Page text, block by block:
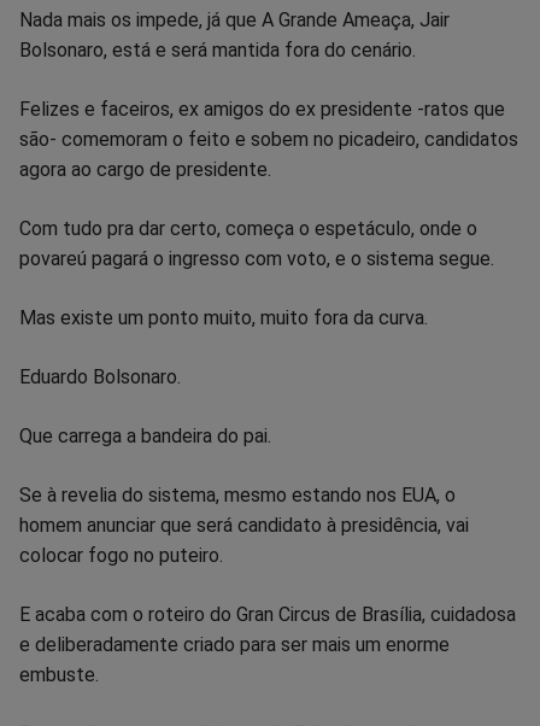
Nada mais os impede, já que A Grande Ameaça, Jair
Bolsonaro, está e será mantida fora do cenário.
Felizes e faceiros, ex amigos do ex presidente -ratos que
são- comemoram o feito e sobem no picadeiro, candidatos
agora ao cargo de presidente.
Com tudo pra dar certo, começa o espetáculo, onde o
povareú pagará o ingresso com voto, e o sistema segue.
Mas existe um ponto muito, muito fora da curva.
Eduardo Bolsonaro.
Que carrega a bandeira do pai.
Se à revelia do sistema, mesmo estando nos EUA, o
homem anunciar que será candidato à presidência, vai
colocar fogo no puteiro.
E acaba com o roteiro do Gran Circus de Brasília, cuidadosa
e deliberadamente criado para ser mais um enorme
embuste.